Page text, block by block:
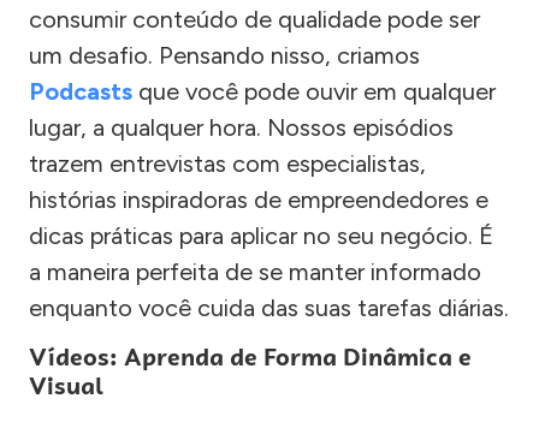
consumir conteúdo de qualidade pode ser
um desafio. Pensando nisso, criamos
Podcasts que você pode ouvir em qualquer
lugar, a qualquer hora. Nossos episódios
trazem entrevistas com especialistas,
histórias inspiradoras de empreendedores e
dicas práticas para aplicar no seu negócio. É
a maneira perfeita de se manter informado
enquanto você cuida das suas tarefas diárias.
Vídeos: Aprenda de Forma Dinâmica e
Visual